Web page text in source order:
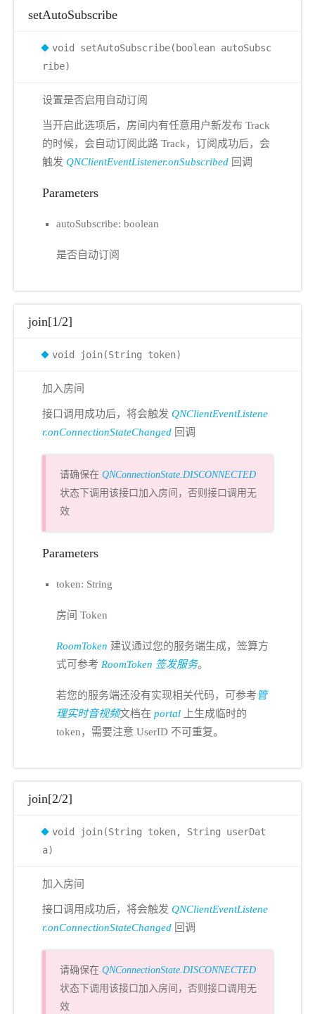
setAutoSubscribe
void setAutoSubscribe(boolean autoSubsc
ribe)
设置是否启用自动订阅
当开启此选项后，房间内有任意用户新发布 Track
的时候，会自动订阅此路 Track，订阅成功后，会
触发 QNClientEventListener.onSubscribed 回调
Parameters
autoSubscribe: boolean
是否自动订阅
join[1/2]
void join(String token)
加入房间
接口调用成功后，将会触发 QNClientEventListene
r.onConnectionStateChanged 回调
请确保在 QNConnectionState.DISCONNECTED
状态下调用该接口加入房间，否则接口调用无
效
Parameters
token: String
房间 Token
RoomToken 建议通过您的服务端生成，签算方
式可参考 RoomToken 签发服务。
若您的服务端还没有实现相关代码，可参考 管
理实时音视频文档在 portal 上生成临时的
token，需要注意 UserID 不可重复。
join[2/2]
void join(String token, String userDat
a)
加入房间
接口调用成功后，将会触发 QNClientEventListene
r.onConnectionStateChanged 回调
请确保在 QNConnectionState.DISCONNECTED
状态下调用该接口加入房间，否则接口调用无
效